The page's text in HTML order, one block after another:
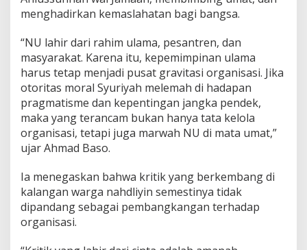
menghadirkan kemaslahatan bagi bangsa.
“NU lahir dari rahim ulama, pesantren, dan
masyarakat. Karena itu, kepemimpinan ulama
harus tetap menjadi pusat gravitasi organisasi. Jika
otoritas moral Syuriyah melemah di hadapan
pragmatisme dan kepentingan jangka pendek,
maka yang terancam bukan hanya tata kelola
organisasi, tetapi juga marwah NU di mata umat,”
ujar Ahmad Baso.
Ia menegaskan bahwa kritik yang berkembang di
kalangan warga nahdliyin semestinya tidak
dipandang sebagai pembangkangan terhadap
organisasi.